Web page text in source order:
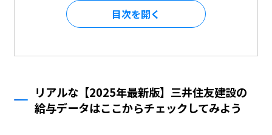
目次を
リアルな【2025年最新版】三井住友建設の
給与データはここからチェックしてみよう